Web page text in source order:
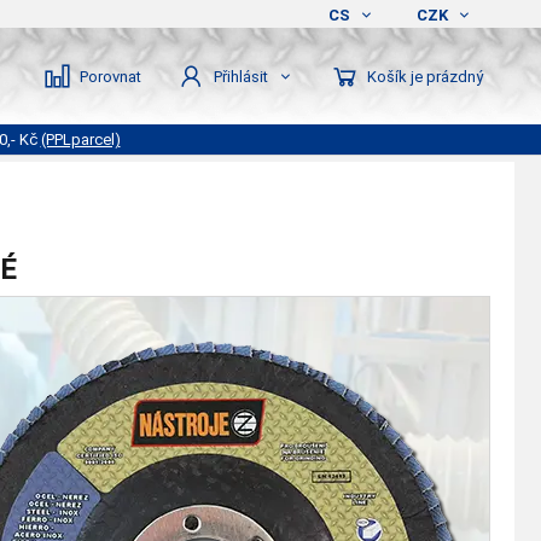
CS CZK
Porovnat Přihlásit Košík je prázdný
Kč (PPLparcel)